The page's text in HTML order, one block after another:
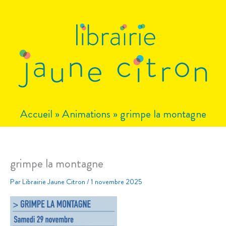
Accueil »Animations » grimpe la montagne
grimpe la montagne
ParLibrairie Jaune Citron/1 novembre 2025